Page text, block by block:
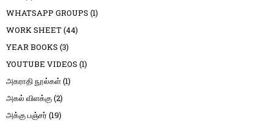
WHATSAPP GROUPS (1)
WORK SHEET(44)
YEAR BOOKS (3)
YOUTUBE VIDEOS (1)
அகராதி நூல்கள்(1)
அகல் விளக்கு(2)
அக்கு பஞ்சர் (19)